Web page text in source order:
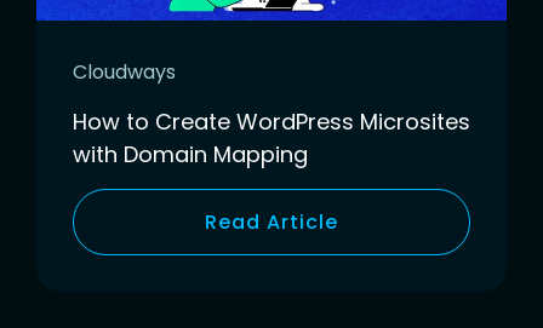
Cloudways
How to Create WordPress Microsites
with Domain Mapping
Read Article